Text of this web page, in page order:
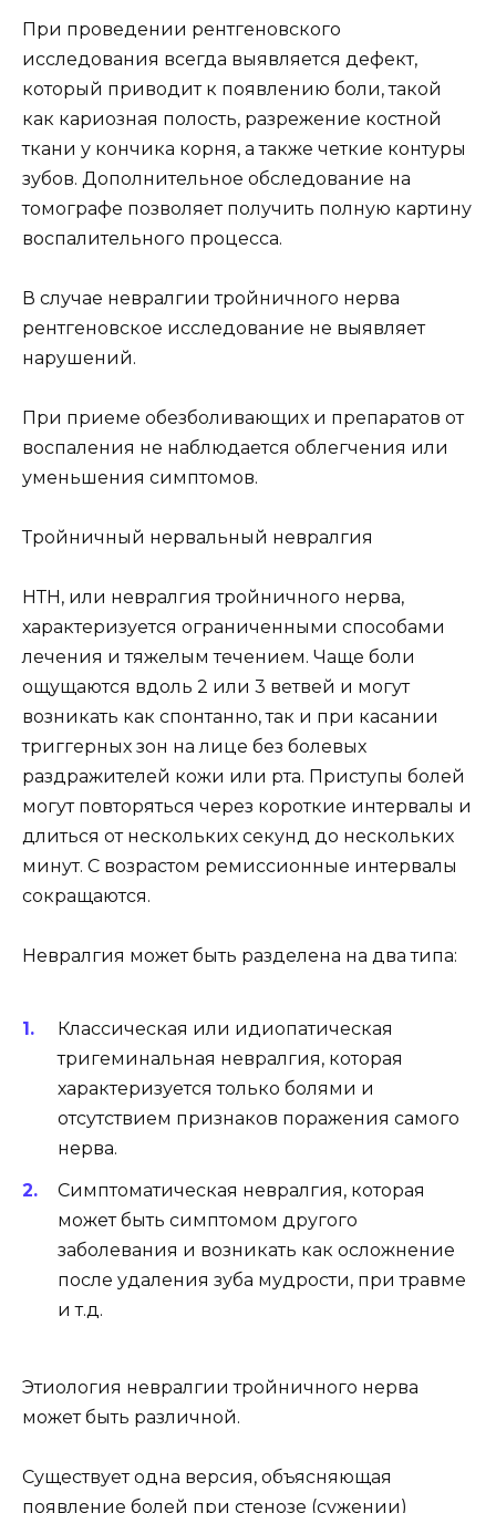
При проведении рентгеновского
исследования всегда выявляется дефект,
который приводит к появлению боли, такой
как кариозная полость, разрежение костной
ткани у кончика корня, а также четкие контуры
зубов. Дополнительное обследование на
томографе позволяет получить полную картину
воспалительного процесса.
В случае невралгии тройничного нерва
рентгеновское исследование не выявляет
нарушений.
При приеме обезболивающих и препаратов от
воспаления не наблюдается облегчения или
уменьшения симптомов.
Тройничный нервальный невралгия
НТН, или невралгия тройничного нерва,
характеризуется ограниченными способами
лечения и тяжелым течением. Чаще боли
ощущаются вдоль 2 или 3 ветвей и могут
возникать как спонтанно, так и при касании
триггерных зон на лице без болевых
раздражителей кожи или рта. Приступы болей
могут повторяться через короткие интервалы и
длиться от нескольких секунд до нескольких
минут. С возрастом ремиссионные интервалы
сокращаются.
Невралгия может быть разделена на два типа:
Классическая или идиопатическая
тригеминальная невралгия, которая
характеризуется только болями и
отсутствием признаков поражения самого
нерва.
Симптоматическая невралгия, которая
может быть симптомом другого
заболевания и возникать как осложнение
после удаления зуба мудрости, при травме
и т.д.
Этиология невралгии тройничного нерва
может быть различной.
Существует одна версия, объясняющая
появление болей при стенозе (сужении)